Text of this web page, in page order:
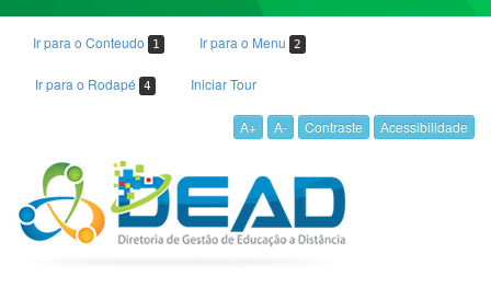
Ir para o Conteudo 1 Ir para o Menu 2
Ir para o Rodapé 4 Iniciar Tour
A+ A- Contraste Acessibilidade